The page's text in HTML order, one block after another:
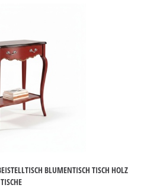
BLUMENTISCH TISCH HOLZ
TISCHE